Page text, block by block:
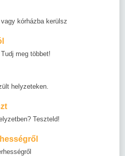
kórházba kerülsz
meg többet!
helyzeteken.
Teszteld!